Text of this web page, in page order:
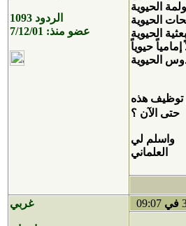
الردود
عضو منذ:
الحيوية
الحيوية
الحيوية
إمامياً حيوياً
الحيوية
توظيف هذه
حتى الآن ؟
واسلم لي
العلماني
غربي في